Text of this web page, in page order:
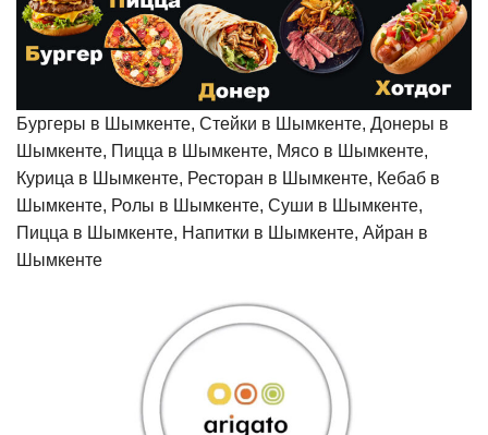
Бургеры в Шымкенте, Стейки в Шымкенте, Донеры в
Шымкенте, Пицца в Шымкенте, Мясо в Шымкенте,
Курица в Шымкенте, Ресторан в Шымкенте, Кебаб в
Шымкенте, Ролы в Шымкенте, Суши в Шымкенте,
Пицца в Шымкенте, Напитки в Шымкенте, Айран в
Шымкенте